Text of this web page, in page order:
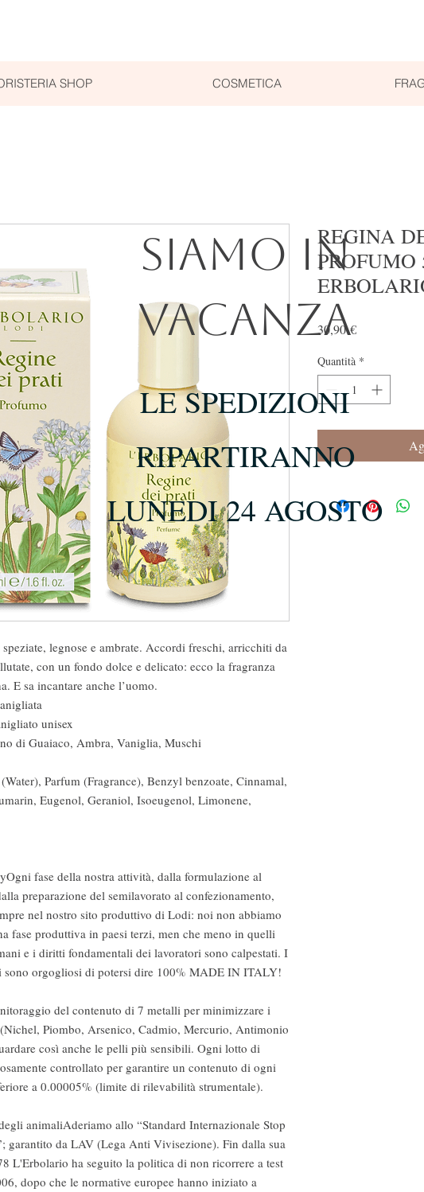
SHOP COSMETICA
legnose e ambrate. Accordi freschi, arricchiti da
con un fondo dolce e delicato: ecco la fragranza
E sa incantare anche l’uomo.
unisex
di Guaiaco, Ambra, Vaniglia, Muschi
Parfum (Fragrance), Benzyl benzoate, Cinnamal,
Eugenol, Geraniol, Isoeugenol, Limonene,
Ogni fase della nostra attività, dalla formulazione al
preparazione del semilavorato al confezionamento,
nel nostro sito produttivo di Lodi: noi non abbiamo
fase produttiva in paesi terzi, men che meno in quelli
e i diritti fondamentali dei lavoratori sono calpestati. I
sono orgogliosi di potersi dire 100% MADE IN ITALY!
del contenuto di 7 metalli per minimizzare i
Piombo, Arsenico, Cadmio, Mercurio, Antimonio
così anche le pelli più sensibili. Ogni lotto di
controllato per garantire un contenuto di ogni
a 0.00005% (limite di rilevabilità strumentale).
animaliAderiamo allo “Standard Internazionale Stop
garantito da LAV (Lega Anti Vivisezione). Fin dalla sua
L'Erbolario ha seguito la politica di non ricorrere a test
dopo che le normative europee hanno iniziato a
REGINA
30,90 €Prezzo
Quantità *
SIAMO IN
VACANZA
LE SPEDIZIONI
RIPARTIRANNO
LUNEDI 24 AGOSTO